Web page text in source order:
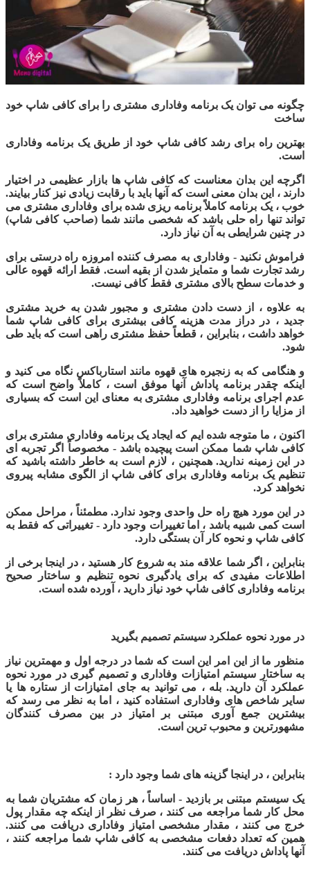
چگونه می توان یک برنامه وفاداری مشتری را برای کافی شاپ خود
ساخت
بهترین راه برای رشد کافی شاپ خود از طریق یک برنامه وفاداری
است.
اگرچه این بدان معناست که کافی شاپ ها بازار عظیمی در اختیار
دارند ، این بدان معنی است که آنها باید با رقابت زیادی نیز کنار بیایند.
خوب ، یک برنامه کاملاً برنامه ریزی شده برای وفاداری مشتری می
تواند تنها راه حلی باشد که شخصی مانند شما (صاحب کافی شاپ)
در چنین شرایطی به آن نیاز دارد.
فراموش نکنید - وفاداری به مصرف کننده امروزه راه درستی برای
رشد تجارت شما و متمایز شدن از بقیه است. فقط ارائه قهوه عالی
و خدمات سطح بالای مشتری فقط کافی نیست.
به علاوه ، از دست دادن مشتری و مجبور شدن به خرید مشتری
جدید ، در دراز مدت هزینه کافی بیشتری برای کافی شاپ شما
خواهد داشت ، بنابراین ، قطعاً حفظ مشتری راهی است که باید طی
شود.
و هنگامی که به زنجیره های قهوه مانند استارباکس نگاه می کنید و
اینکه چقدر برنامه پاداش آنها موفق است ، کاملاً واضح است که
عدم اجرای برنامه وفاداری مشتری به معنای این است که بسیاری
از مزایا را از دست خواهید داد.
اکنون ، ما متوجه شده ایم که ایجاد یک برنامه وفاداری مشتری برای
کافی شاپ شما ممکن است پیچیده باشد - مخصوصاً اگر تجربه ای
در این زمینه ندارید. همچنین ، لازم است به خاطر داشته باشید که
تنظیم یک برنامه وفاداری برای کافی شاپ از الگوی مشابه پیروی
نخواهد کرد.
در این مورد هیچ راه حل واحدی وجود ندارد. مطمئناً ، مراحل ممکن
است کمی شبیه باشد ، اما تغییرات وجود دارد - تغییراتی که فقط به
کافی شاپ و نحوه کار آن بستگی دارد.
بنابراین ، اگر شما علاقه مند به شروع کار هستید ، در اینجا برخی از
اطلاعات مفیدی که برای یادگیری نحوه تنظیم و ساختار صحیح
برنامه وفاداری کافی شاپ خود نیاز دارید ، آورده شده است.
در مورد نحوه عملکرد سیستم تصمیم بگیرید
منظور ما از این امر این است که شما در درجه اول و مهمترین نیاز
به ساختار سیستم امتیازات وفاداری و تصمیم گیری در مورد نحوه
عملکرد آن دارید. بله ، می توانید به جای امتیازات از ستاره ها یا
سایر شاخص های وفاداری استفاده کنید ، اما به نظر می رسد که
بیشترین جمع آوری مبتنی بر امتیاز در بین مصرف کنندگان
مشهورترین و محبوب ترین است.
بنابراین ، در اینجا گزینه های شما وجود دارد :
یک سیستم مبتنی بر بازدید - اساساً ، هر زمان که مشتریان شما به
محل کار شما مراجعه می کنند ، صرف نظر از اینکه چه مقدار پول
خرج می کنند ، مقدار مشخصی امتیاز وفاداری دریافت می کنند.
همین که تعداد دفعات مشخصی به کافی شاپ شما مراجعه کنند ،
آنها پاداش دریافت می کنند.